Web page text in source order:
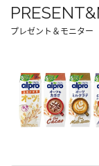
プレゼント＆モニター